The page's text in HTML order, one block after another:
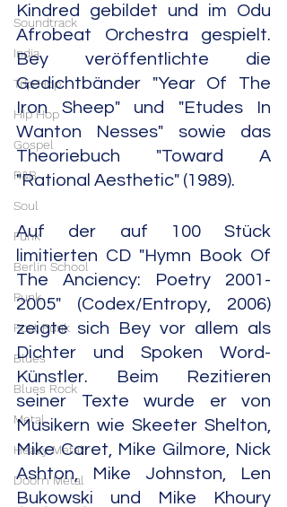
Soundtrack
India
Trip Hop
Hip Hop
Gospel
R&B
Soul
Funk
Berlin School
Punk
Post Punk
Blues
Blues Rock
Metal
Heavy Metal
Doom Metal
Kindred gebildet und im Odu
Afrobeat Orchestra gespielt.
Bey veröffentlichte die
Gedichtbänder "Year Of The
Iron Sheep" und "Etudes In
Wanton Nesses" sowie das
Theoriebuch "Toward A
"Rational Aesthetic" (1989).
Auf der auf 100 Stück
limitierten CD "Hymn Book Of
The Anciency: Poetry 2001-
2005" (Codex/Entropy, 2006)
zeigte sich Bey vor allem als
Dichter und Spoken Word-
Künstler. Beim Rezitieren
seiner Texte wurde er von
Musikern wie Skeeter Shelton,
Mike Caret, Mike Gilmore, Nick
Ashton, Mike Johnston, Len
Bukowski und Mike Khoury